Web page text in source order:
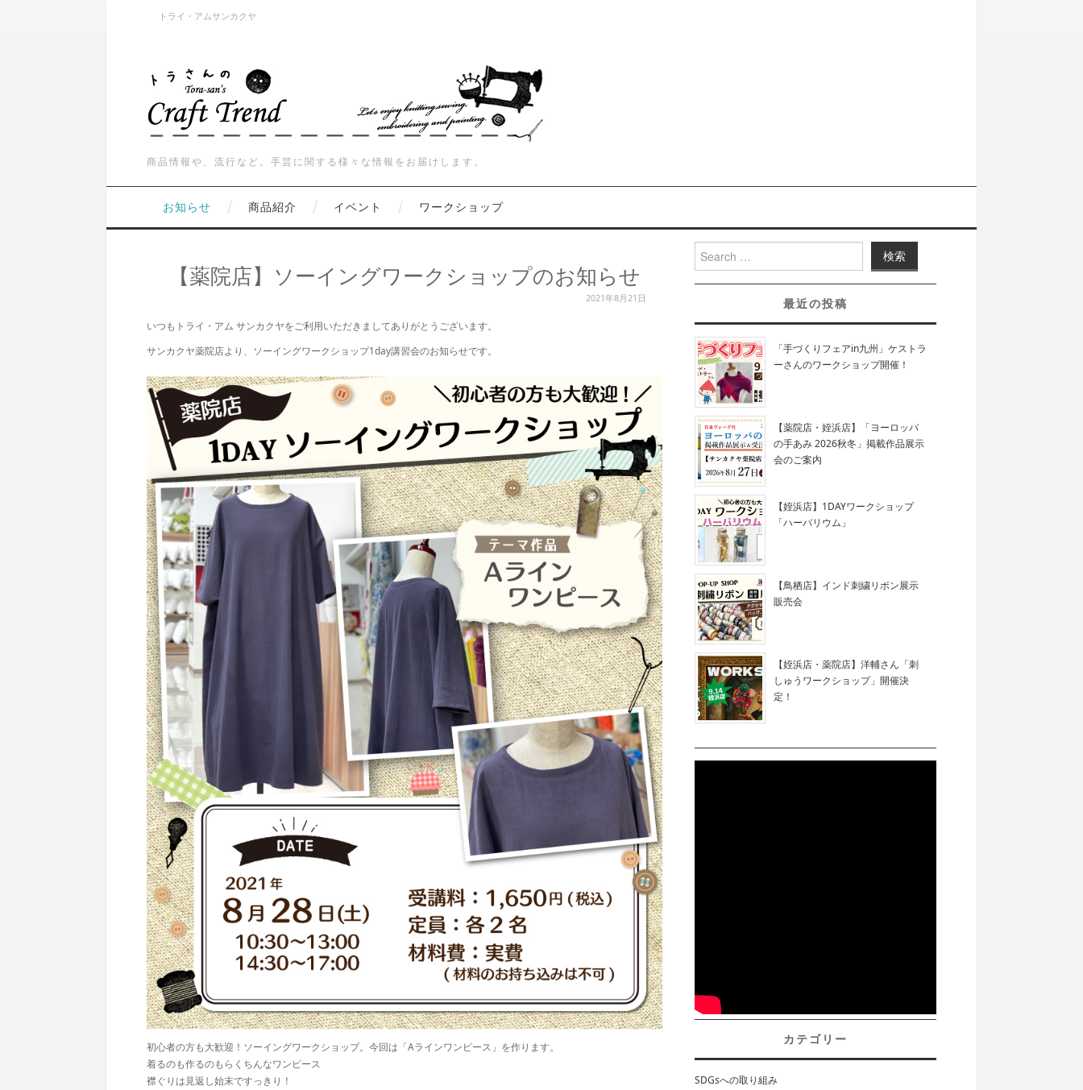
トライ・アムサンカクヤ
商品情報や、流行など。手芸に関する様々な情報をお届けします。
お知らせ 商品紹介 イベント ワークショップ
【薬院店】ソーイングワークショップのお知らせ
2021年8月21日
いつもトライ・アム サンカクヤをご利用いただきましてありがとうございます。
サンカクヤ薬院店より、ソーイングワークショップ1day講習会のお知らせです。
初心者の方も大歓迎！ソーイングワークショップ。今回は「Aラインワンピース」を作ります。
着るのも作るのもらくちんなワンピース
襟ぐりは見返し始末ですっきり！
Search for:
最近の投稿
「手づくりフェアin九州」ケストラ
ーさんのワークショップ開催！
【薬院店・姪浜店】「ヨーロッパ
の手あみ 2026秋冬」掲載作品展示
会のご案内
【姪浜店】1DAYワークショップ
「ハーバリウム」
【鳥栖店】インド刺繍リボン展示
販売会
【姪浜店・薬院店】洋輔さん「刺
しゅうワークショップ」開催決
定！
カテゴリー
SDGsへの取り組み